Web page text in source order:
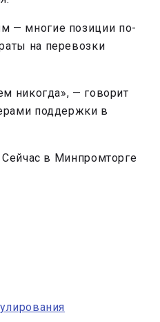
— многие позиции по-
на перевозки
никогда», — говорит
поддержки в
Сейчас в Минпромторге